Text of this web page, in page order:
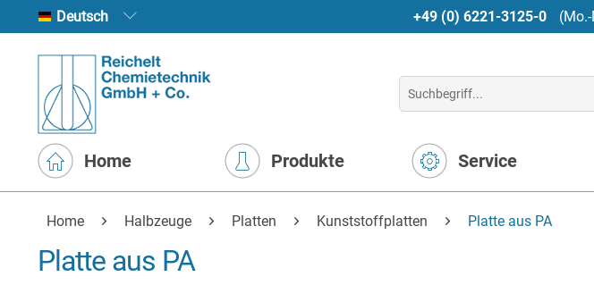
Deutsch +49 (0) 6221-3125-0
Home Produkte Service
Home Halbzeuge Platten Kunststoffplatten Platte aus PA
Platte aus PA